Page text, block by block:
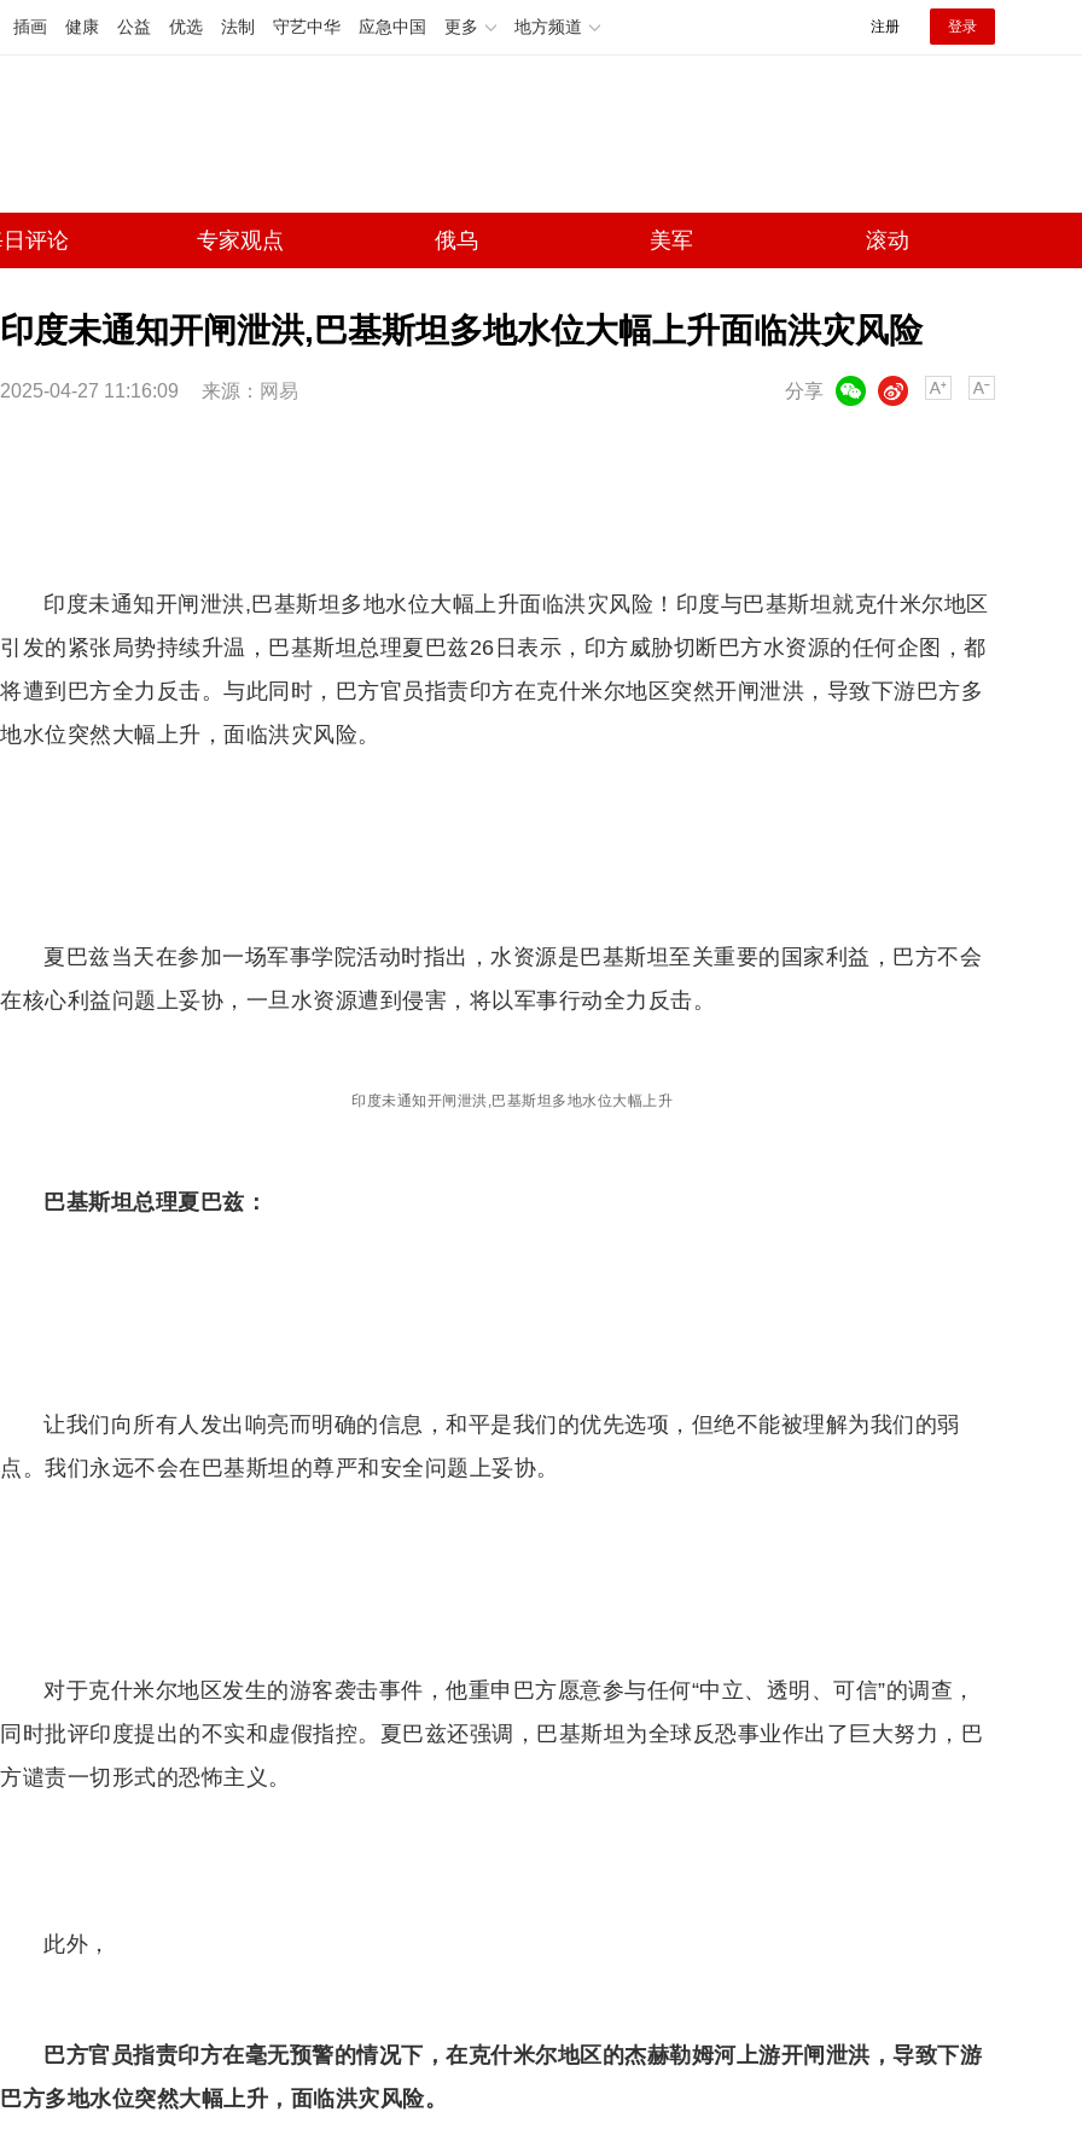
插画 健康 公益 优选 法制 守艺中华 应急中国 更多 地方频道 注册 登录
评论 专家观点 俄乌 美军 滚动
印度未通知开闸泄洪,巴基斯坦多地水位大幅上升面临洪灾风险
2025-04-27 11:16:09 来源： 网易 分享
微博
印度未通知开闸泄洪,巴基斯坦多地水位大幅上升面临洪灾风险！印度与巴基斯坦就克什米尔地区
引发的紧张局势持续升温，巴基斯坦总理夏巴兹26日表示，印方威胁切断巴方水资源的任何企图，都
将遭到巴方全力反击。与此同时，巴方官员指责印方在克什米尔地区突然开闸泄洪，导致下游巴方多
地水位突然大幅上升，面临洪灾风险。
夏巴兹当天在参加一场军事学院活动时指出，水资源是巴基斯坦至关重要的国家利益，巴方不会
在核心利益问题上妥协，一旦水资源遭到侵害，将以军事行动全力反击。
印度未通知开闸泄洪,巴基斯坦多地水位大幅上升
巴基斯坦总理夏巴兹：
让我们向所有人发出响亮而明确的信息，和平是我们的优先选项，但绝不能被理解为我们的弱
点。我们永远不会在巴基斯坦的尊严和安全问题上妥协。
对于克什米尔地区发生的游客袭击事件，他重申巴方愿意参与任何“中立、透明、可信”的调查，
同时批评印度提出的不实和虚假指控。夏巴兹还强调，巴基斯坦为全球反恐事业作出了巨大努力，巴
方谴责一切形式的恐怖主义。
此外，
巴方官员指责印方在毫无预警的情况下，在克什米尔地区的杰赫勒姆河上游开闸泄洪，导致下游
巴方多地水位突然大幅上升，面临洪灾风险。